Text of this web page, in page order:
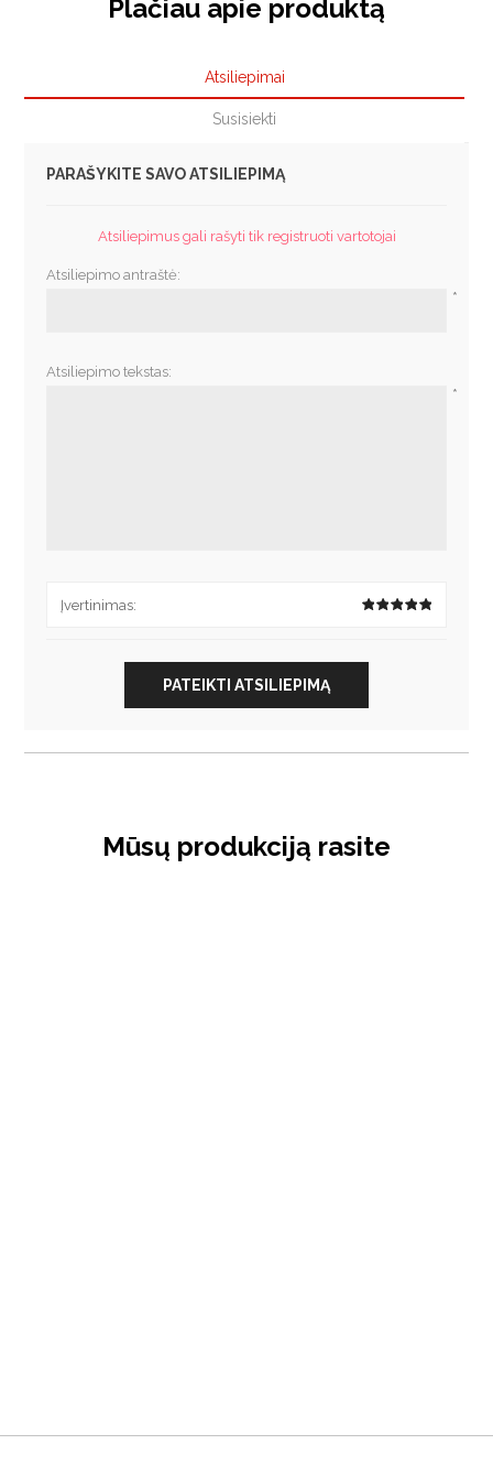
Plačiau apie produktą
Atsiliepimai
Susisiekti
PARAŠYKITE SAVO ATSILIEPIMĄ
Atsiliepimus gali rašyti tik registruoti vartotojai
Atsiliepimo antraštė:
*
Atsiliepimo tekstas:
*
Įvertinimas:
PATEIKTI ATSILIEPIMĄ
Mūsų produkciją rasite